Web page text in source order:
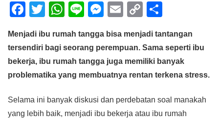
F
c
e
b
o
T
tt
er
W
at
s
A
p
Li
e
M
ss
e
n
er
E
ail
C
p
y
Li
k
ar
e
Menjadi ibu rumah tangga bisa menjadi tantangan
tersendiri bagi seorang perempuan. Sama seperti ibu
bekerja, ibu rumah tangga juga memiliki banyak
problematika yang membuatnya rentan terkena stress.
Selama ini banyak diskusi dan perdebatan soal manakah
yang lebih baik, menjadi ibu bekerja atau ibu rumah